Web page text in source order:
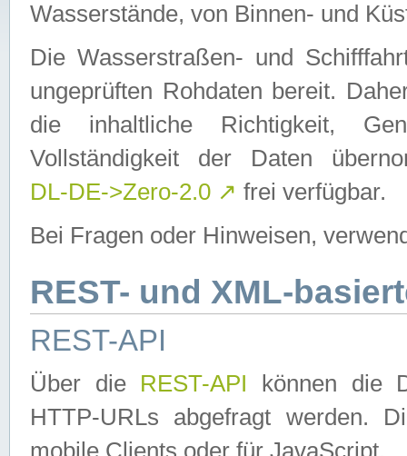
Wasserstände, von Binnen- und
Die Wasserstraßen- und
ungeprüften Rohdaten bereit.
die inhaltliche Richtigkeit,
Vollständigkeit der Daten
DL-DE->Zero-2.0 ↗ frei verfügbar.
Bei Fragen oder Hinweisen,
REST- und XML-
REST-API
Über die REST-API können die
HTTP-URLs abgefragt werden.
mobile Clients oder für JavaScript.